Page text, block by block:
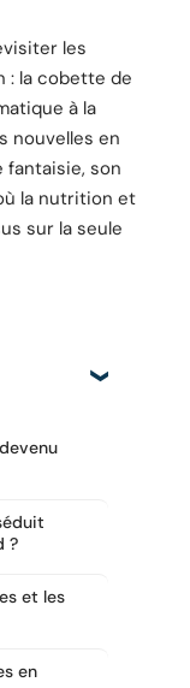
les
: la cobette de
à la
nouvelles en
fantaisie, son
la nutrition et
sur la seule
?
et les
en